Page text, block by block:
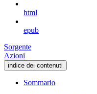
html
epub
Sorgente
Azioni
indice dei contenuti
Sommario